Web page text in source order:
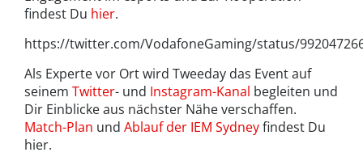
findest Du hier.
https://twitter.com/VodafoneGaming/status/
Als Experte vor Ort wird Tweeday das Event auf
seinem Twitter- und Instagram-Kanal begleiten und
Dir Einblicke aus nächster Nähe verschaffen.
Match-Plan und Ablauf der IEM Sydneyfindest Du
hier.